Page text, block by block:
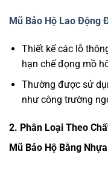
Mũ Bảo Hộ Lao Động
Thiết kế các lỗ
hạn chế đọng mồ
Thường được sử
như công trường
2. Phân Loại Theo
Mũ Bảo Hộ Bằng